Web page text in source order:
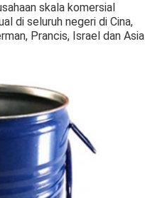
skala komersial
di seluruh negeri di Cina,
Prancis, Israel dan Asia